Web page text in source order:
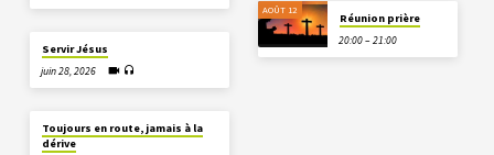
Servir Jésus
juin 28, 2026
Toujours en route, jamais à la
dérive
AOÛT 12
Réunion prière
20:00 – 21:00